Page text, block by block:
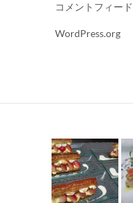
コメントフィード
WordPress.org